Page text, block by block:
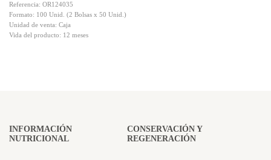
Referencia: OR124035
Formato: 100 Unid. (2 Bolsas x 50 Unid.)
Unidad de venta: Caja
Vida del producto: 12 meses
INFORMACIÓN
NUTRICIONAL
CONSERVACIÓN Y
REGENERACIÓN